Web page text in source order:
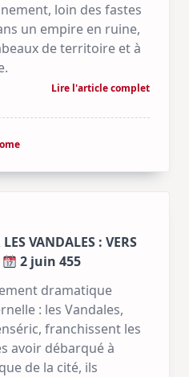
loin des fastes
un empire en ruine,
de territoire et à
Lire l'article complet
VANDALES : VERS
2 juin 455
dramatique
: les Vandales,
franchissent les
avoir débarqué à
de la cité, ils